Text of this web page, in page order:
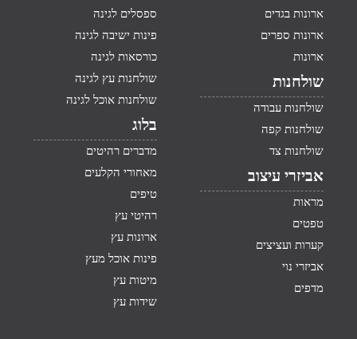
ארונות בגדים
ארונות ספרים
ארונות
שולחנות
שולחנות עבודה
שולחנות קפה
שולחנות צד
אביזרי עיצוב
מראות
טפטים
קערות ועציצים
אביזרי נוי
מדפים
ספסלים לגינה
פינות ישיבה לגינה
כורסאות לגינה
שולחנות עץ לגינה
שולחנות אוכל לגינה
בלוג
מדברים רהיטים
מאחורי הקלעים
טיפים
רהיטי עץ
ארונות עץ
פינות אוכל מעץ
מיטות עץ
שידות עץ